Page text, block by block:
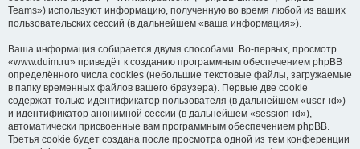
Teams») используют информацию, полученную во время любой из ваших
пользовательских сессий (в дальнейшем «ваша информация»).
Ваша информация собирается двумя способами. Во-первых, просмотр
«www.duim.ru» приведёт к созданию программным обеспечением phpBB
определённого числа cookies (небольшие текстовые файлы, загружаемые
в папку временных файлов вашего браузера). Первые две cookie
содержат только идентификатор пользователя (в дальнейшем «user-id»)
и идентификатор анонимной сессии (в дальнейшем «session-id»),
автоматически присвоенные вам программным обеспечением phpBB.
Третья cookie будет создана после просмотра одной из тем конференции